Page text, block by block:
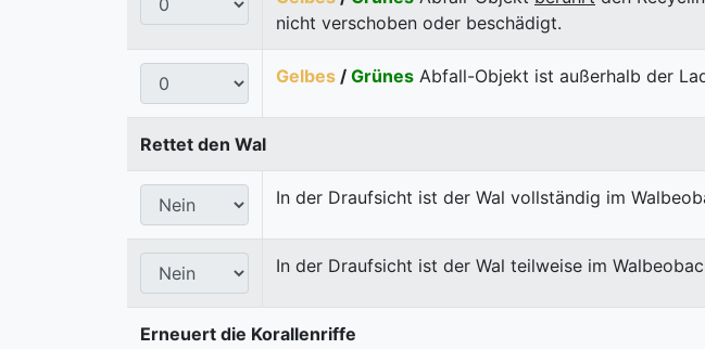
nicht verschoben oder beschädigt.
Gelbes / Grünes Abfall-Objekt ist außerhalb der
Rettet den Wal
In der Draufsicht ist der Wal vollständig im
In der Draufsicht ist der Wal teilweise im
Erneuert die Korallenriffe